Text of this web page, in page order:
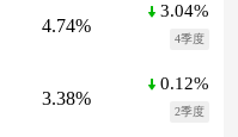
4.74%
3.04%
4季度
3.38%
0.12%
2季度